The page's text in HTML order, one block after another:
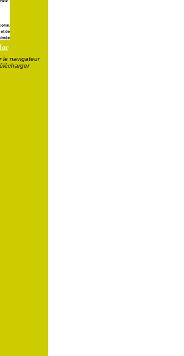
le navigateur